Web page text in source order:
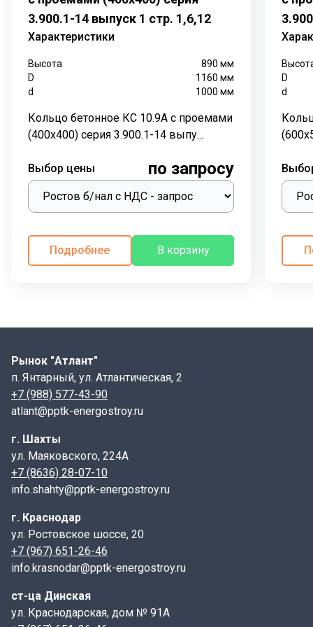
Кольцо бетонное КС 7.3 используется для
строительства колодцев различного назначения,
кабельные. Они служат в качестве опоры для стен
колодца, обеспечивая их стабильность и защиту от
Конструкция:
Кольцо бетонное КС 7.3 состоит из тяжелого бетона
класса В15 и стальной арматуры. Бетон обладает
высокой прочностью и водонепроницаемостью, что
делает его идеальным материалом для подземных
и устойчивость к нагрузкам.
элементы. Верхняя часть колодца может быть
закрыта плитой перекрытия с отверстием для люка.
Сопутствующие товары:
Для установки кольца бетонного КС 7.3 могут
потребоваться дополнительные элементы, такие как
днища, плиты перекрытия, люки и лестницы.
КС обозначает "кольцо стеновое", а цифры после
точки указывают на внутренний диаметр и
высоту кольца в дециметрах. В данном случае КС
7.3 означает кольцо с внутренним диаметром 700 мм
и высотой 290 мм.
3.900.1-14 выпуск 1 стр. 1,6,12
Характеристики
Высота 890мм
D
1160мм
d
1000мм
Кольцо бетонное КС 10.9А с проемами
(400х400) серия 3.900.1-14 выпу...
Выбор цены по запросу
Подробнее В корзину
D
d
Рынок "Атлант"
п. Янтарный, ул. Атлантическая, 2
+7 (988) 577-43-90
atlant@pptk-energostroy.ru
г. Шахты
ул. Маяковского, 224А
+7 (8636) 28-07-10
info.shahty@pptk-energostroy.ru
г. Краснодар
ул. Ростовское шоссе, 20
+7 (967) 651-26-46
info.krasnodar@pptk-energostroy.ru
ст-ца Динская
ул. Краснодарская, дом № 91А